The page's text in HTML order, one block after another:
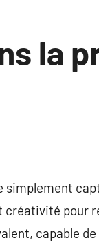
la
pour
capable